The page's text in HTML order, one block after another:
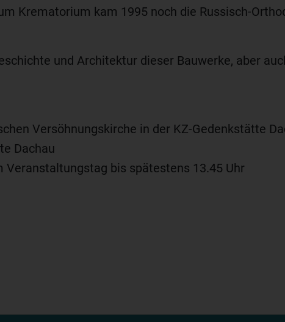
Krematorium kam 1995 noch die Russisch-
und Architektur dieser Bauwerke, aber
Versöhnungskirche in der KZ-Gedenkstätte
Dachau
bis spätestens 13.45 Uhr